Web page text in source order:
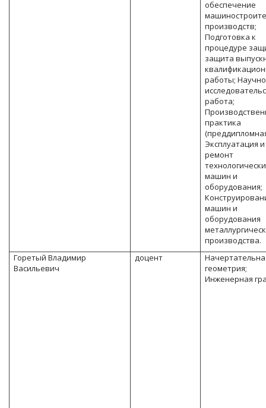
обеспечение
производств;
Подготовка к
процедуре
защита
работы;
работа;
практика
Эксплуатация и
ремонт
машин и
оборудования;
машин и
оборудования
производства.
Горетый Владимир
Васильевич
доцент
геометрия;
Инженерная